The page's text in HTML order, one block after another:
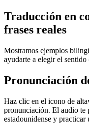
Traducción en
frases reales
Mostramos ejemplos
ayudarte a elegir el
Pronunciación
Haz clic en el icono de
pronunciación. El audio te
estadounidense y